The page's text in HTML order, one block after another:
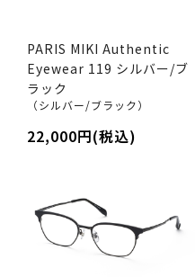
PARIS MIKI Authentic
Eyewear 119 シルバー/ブ
ラック
（シルバー/ブラック）
22,000円(税込)